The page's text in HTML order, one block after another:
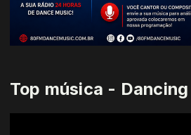
Top música - Dancing